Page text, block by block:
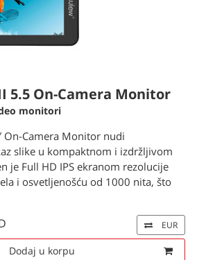
5.5 On-Camera Monitor
monitori
On-Camera Monitor nudi
slike u kompaktnom i izdržljivom
je Full HD IPS ekranom rezolucije
i osvetljenošću od 1000 nita, što
EUR
Dodaj u korpu